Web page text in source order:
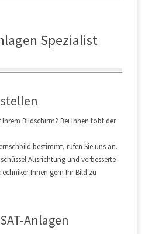
Spezialist
Ihrem Bildschirm? Bei Ihnen tobt der
bestimmt, rufen Sie uns an.
Ausrichtung und verbesserte
Ihnen gern Ihr Bild zu
Anlagen